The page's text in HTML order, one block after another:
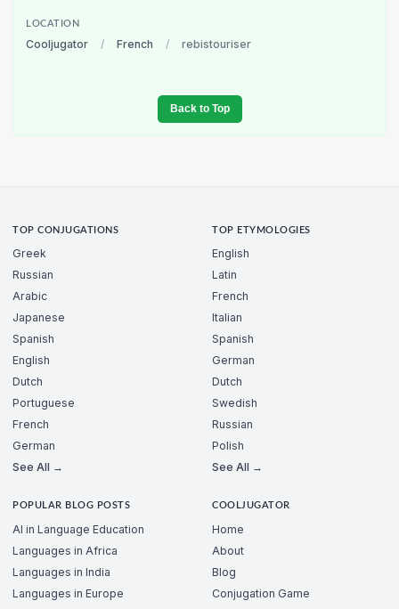
LOCATION
Cooljugator / French / rebistouriser
Back to Top
TOP CONJUGATIONS
Greek
Russian
Arabic
Japanese
Spanish
English
Dutch
Portuguese
French
German
See All →
TOP ETYMOLOGIES
English
Latin
French
Italian
Spanish
German
Dutch
Swedish
Russian
Polish
See All →
POPULAR BLOG POSTS
AI in Language Education
Languages in Africa
Languages in India
Languages in Europe
COOLJUGATOR
Home
About
Blog
Conjugation Game